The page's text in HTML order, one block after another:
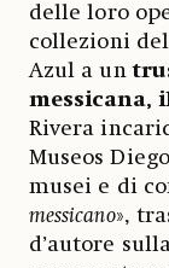
delle loro
collezioni
Azul a un
messicana,
Rivera
Museos
musei e di
messicano»,
d’autore